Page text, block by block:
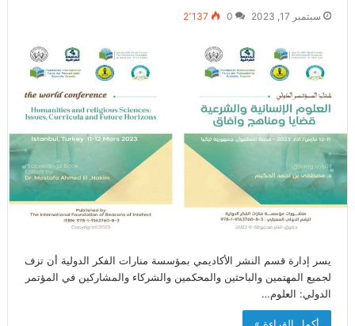
سبتمبر 17, 2023 0 2٬137
يسر إدارة قسم النشر الأكاديمي بمؤسسة منارات الفكر الدولية أن تزف
لجميع المهتمين والباحثين والمحكمين والشركاء والمشاركين في المؤتمر
الدولي: العلوم…
أكمل القراءة »